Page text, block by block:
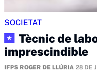
SOCIETAT
★
Tècnic de
imprescindible
IFPS ROGER DE LLÚRIA 28 DE